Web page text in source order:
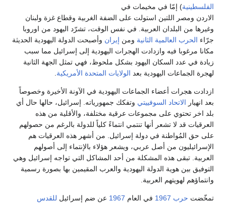
) إمّا في مخيمات في
ومصر اللتين استولت على الضفة الغربية وقطاع غزة ولبنان
من البلدان العربية. في نفس الوقت، تشرّد اليهود من اوروبا
الحرب العالمية الثانيةومنإيرانوأصبحت الدولة اليهودية الحديثة
مرغوبا فيه وازدادت الهجرات اليهودية إلى إسرائيل مما سبب
في عدد السكان اليهود بشكل ملحوظ، فهي تمثل الجهة الثانية
الجماعات اليهودية بعدالولايات المتحدة الأمريكية
هجرات أعضاء الجماعات اليهودية في الآونة الأخيرة وخصوصاً
انهيارالاتحاد السوفييتيوتفكك جمهورياته. إسرائيل، حالها حال أي
اخر تحتوي على مجموعات عرقية مختلفة، والأقلية من هذه
قد لا تشعر أنها تنتمي انتماءً كلياً للدولة بالرغم من حصولهم
حق المُواطنة في دولة إسرائيل. من أشهر هذه العرقيات هم
من أصل عربي، ويشعر هؤلاء بالإنتماء إلى أصولهم
تبقى هذه المشكلة من أحد المشاكل التي تواجه إسرائيل وهي
بين هوية الدولة اليهودية والعرب المقيمين بها بصورة رسمية
لهويتهم العربية.
حرب 1967 في العام1967عن ضم إسرائيل للقدس